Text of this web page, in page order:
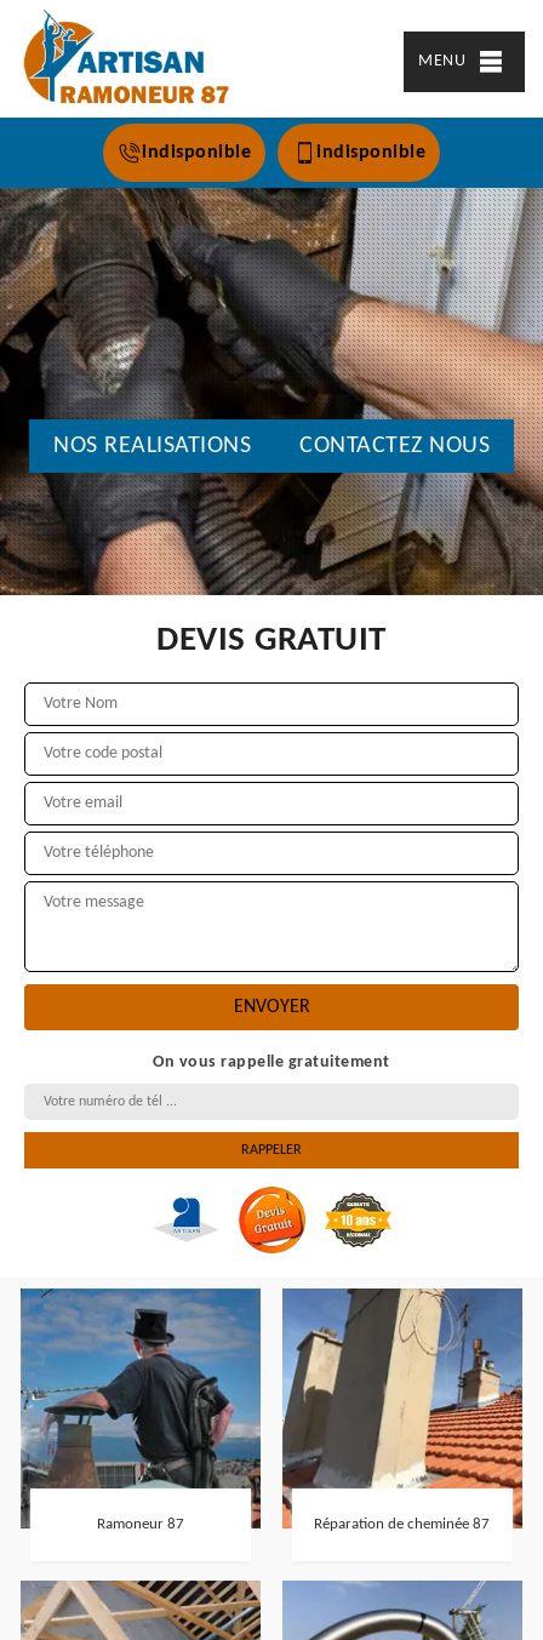
MENU
indisponible indisponible
NOS REALISATIONS CONTACTEZ NOUS
DEVIS GRATUIT
On vous rappelle gratuitement
Ramoneur 87 Réparation de cheminée 87